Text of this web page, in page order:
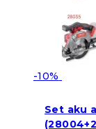
-10%
Set aku